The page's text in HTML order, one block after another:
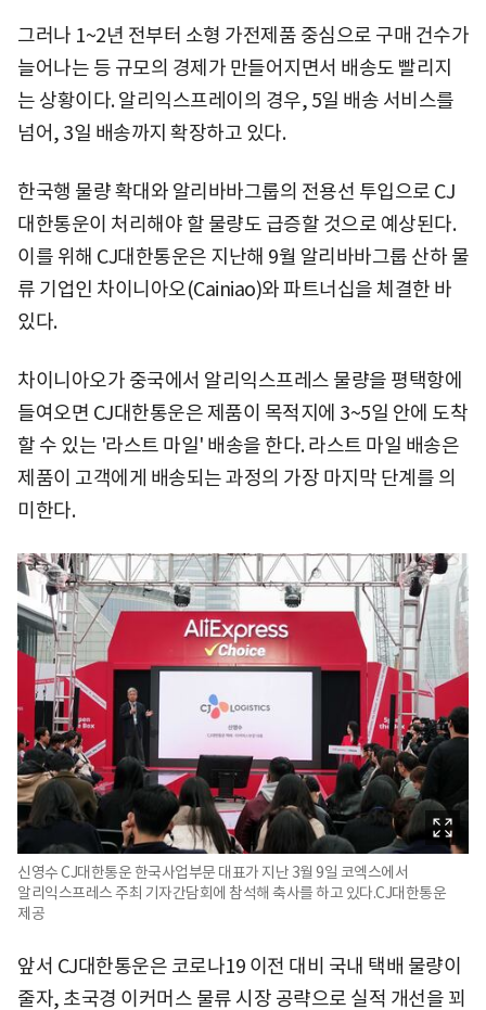
그러나 1~2년 전부터 소형 가전제품 중심으로 구매 건수가
늘어나는 등 규모의 경제가 만들어지면서 배송도 빨리지
는 상황이다. 알리익스프레이의 경우, 5일 배송 서비스를
넘어, 3일 배송까지 확장하고 있다.
한국행 물량 확대와 알리바바그룹의 전용선 투입으로 CJ
대한통운이 처리해야 할 물량도 급증할 것으로 예상된다.
이를 위해 CJ대한통운은 지난해 9월 알리바바그룹 산하 물
류 기업인 차이니아오(Cainiao)와 파트너십을 체결한 바
있다.
차이니아오가 중국에서 알리익스프레스 물량을 평택항에
들여오면 CJ대한통운은 제품이 목적지에 3~5일 안에 도착
할 수 있는 '라스트 마일' 배송을 한다. 라스트 마일 배송은
제품이 고객에게 배송되는 과정의 가장 마지막 단계를 의
미한다.
신영수 CJ대한통운 한국사업부문 대표가 지난 3월 9일 코엑스에서
알리익스프레스 주최 기자간담회에 참석해 축사를 하고 있다.CJ대한통운
제공
앞서 CJ대한통운은 코로나19 이전 대비 국내 택배 물량이
줄자, 초국경 이커머스 물류 시장 공략으로 실적 개선을 꾀